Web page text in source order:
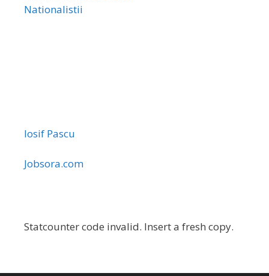
Nationalistii
Iosif Pascu
Jobsora.com
Statcounter code invalid. Insert a fresh copy.